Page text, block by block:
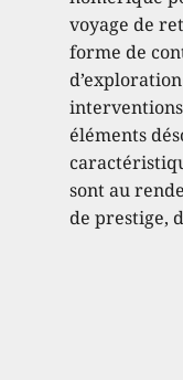
voyage de
forme de
éléments
sont au
de prestige,